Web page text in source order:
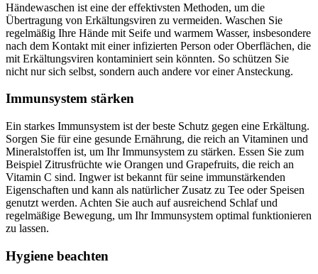
Händewaschen ist eine der effektivsten Methoden, um die
Übertragung von Erkältungsviren zu vermeiden. Waschen Sie
regelmäßig Ihre Hände mit Seife und warmem Wasser, insbesondere
nach dem Kontakt mit einer infizierten Person oder Oberflächen, die
mit Erkältungsviren kontaminiert sein könnten. So schützen Sie
nicht nur sich selbst, sondern auch andere vor einer Ansteckung.
Immunsystem stärken
Ein starkes Immunsystem ist der beste Schutz gegen eine Erkältung.
Sorgen Sie für eine gesunde Ernährung, die reich an Vitaminen und
Mineralstoffen ist, um Ihr Immunsystem zu stärken. Essen Sie zum
Beispiel Zitrusfrüchte wie Orangen und Grapefruits, die reich an
Vitamin C sind. Ingwer ist bekannt für seine immunstärkenden
Eigenschaften und kann als natürlicher Zusatz zu Tee oder Speisen
genutzt werden. Achten Sie auch auf ausreichend Schlaf und
regelmäßige Bewegung, um Ihr Immunsystem optimal funktionieren
zu lassen.
Hygiene beachten